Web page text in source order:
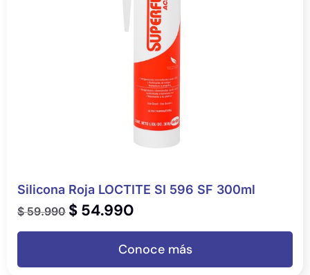
Silicona Roja LOCTITE SI 596 SF 300ml
$59.990 $ 54.990
Conoce más